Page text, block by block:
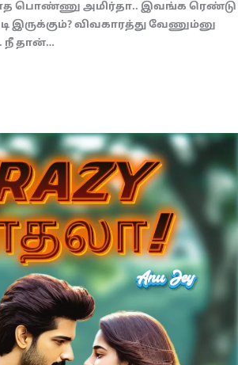
பொண்ணு அமிர்தா.. இவங்க ரெண்டு
இருக்கும்? விவகாரத்து வேணும்னு
நீ தான்…